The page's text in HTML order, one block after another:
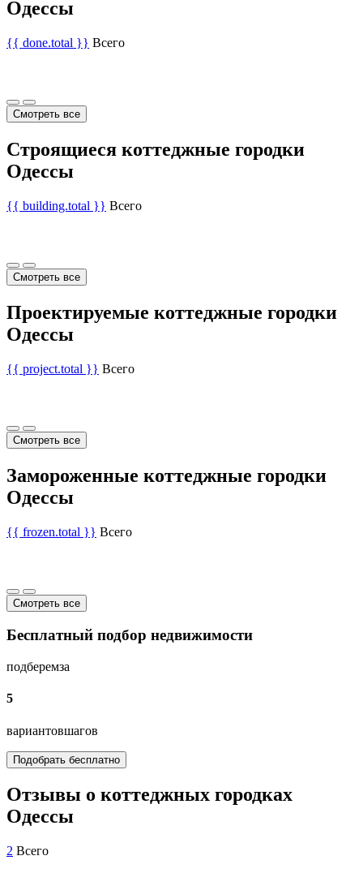
Одессы
{{ done.total }} Всего
Смотреть все
Строящиеся коттеджные городки
Одессы
{{ building.total }} Всего
Смотреть все
Проектируемые коттеджные городки
Одессы
{{ project.total }} Всего
Смотреть все
Замороженные коттеджные городки
Одессы
{{ frozen.total }} Всего
Смотреть все
Бесплатный подбор недвижимости
подберемза
5
вариантовшагов
Подобрать бесплатно
Отзывы о коттеджных городках
Одессы
2 Всего